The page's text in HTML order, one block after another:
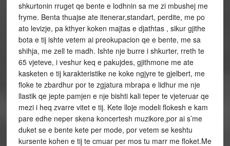
shkurtonin rruget qe bente e lodhnin sa me zi mbushej me
fryme. Benta thuajse ate itenerar,standart, perdite, me po
ato levizje, pa kthyer koken majtas e djathtas , sikur gjithe
bota e tij ishte vetem ai preokupacion qe e bente, me sa
shihja, me zell te madh. Ishte nje burre i shkurter, rreth te
65 vjeteve, i veshur keq e pakujdes, gjithmone me ate
kasketen e tij karakteristike ne koke ngjyre te gjelbert, me
floke te zbardhur por te zgjatura mbrapa e lidhur me nje
llastik qe jepte pamjen e nje bishti kali teper te vjeteruar qe
mezi i heq zvarre vitet e tij. Kete lloje modeli flokesh e kam
pare edhe neper skena koncertesh muzikore,por ai s’me
duket se e bente kete per mode, por vetem se keshtu
kursente kohen e tij te cmuar per mos tu marr me floket.Me